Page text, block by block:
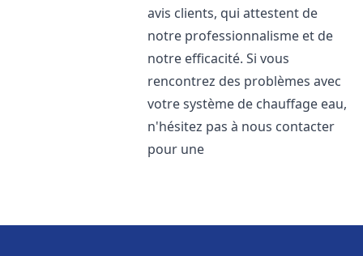
avis clients, qui attestent de
notre professionnalisme et de
notre efficacité. Si vous
rencontrez des problèmes avec
votre système de chauffage eau,
n'hésitez pas à nous contacter
pour une